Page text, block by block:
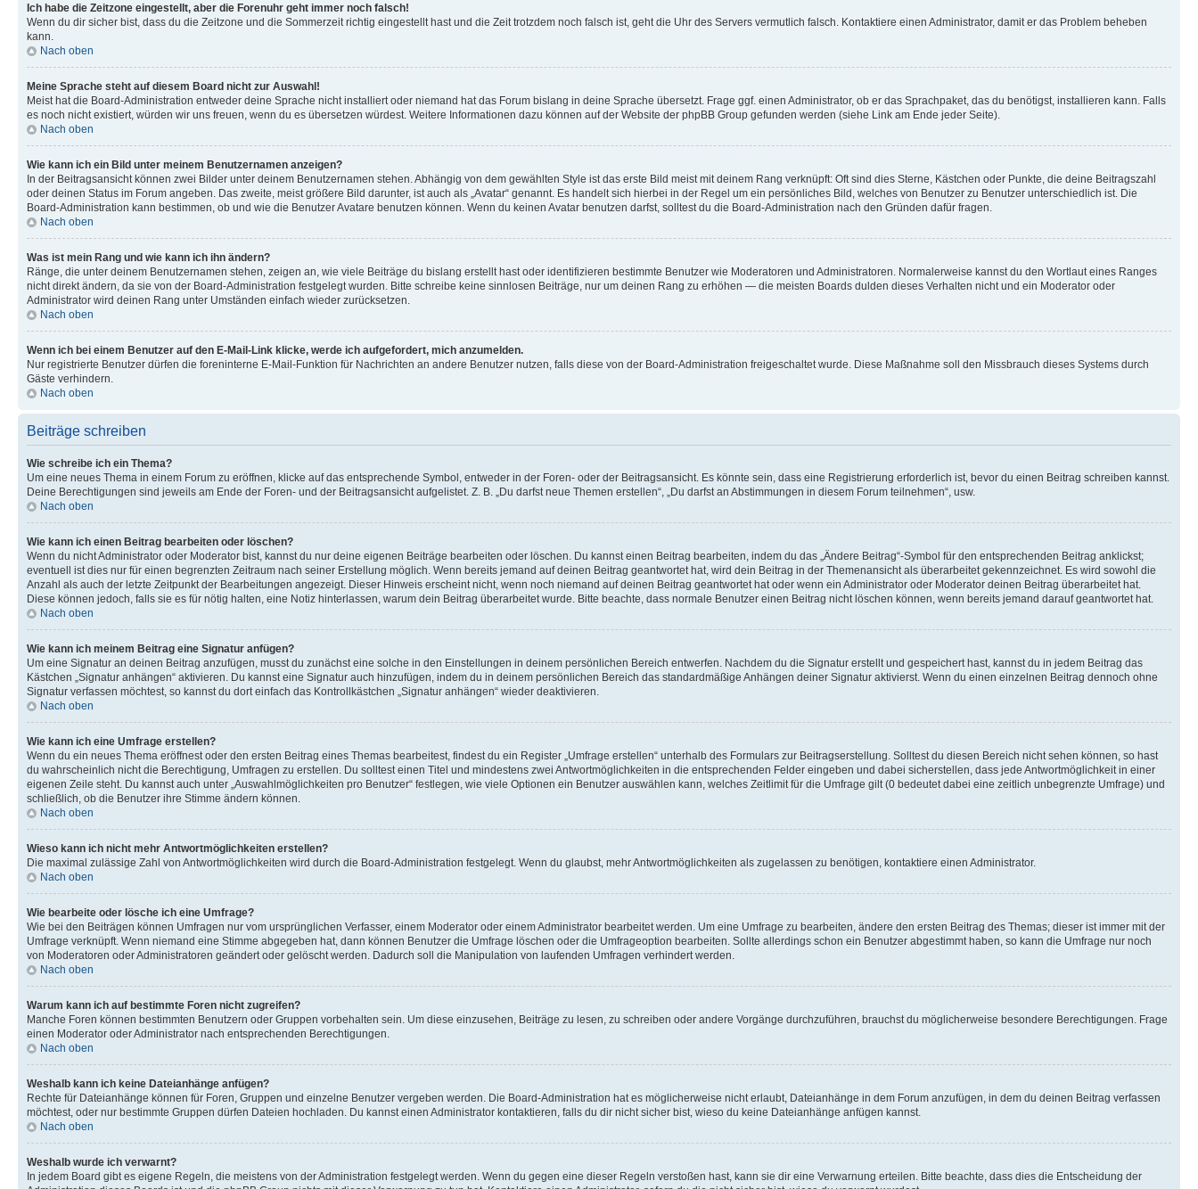
Ich habe die Zeitzone eingestellt, aber die Forenuhr geht immer noch falsch!
Wenn du dir sicher bist, dass du die Zeitzone und die Sommerzeit richtig eingestellt hast und die Zeit trotzdem noch falsch ist, geht die Uhr des Servers vermutlich falsch. Kontaktiere einen Administrator, damit er das Problem beheben
kann.
Nach oben
Meine Sprache steht auf diesem Board nicht zur Auswahl!
Meist hat die Board-Administration entweder deine Sprache nicht installiert oder niemand hat das Forum bislang in deine Sprache übersetzt. Frage ggf. einen Administrator, ob er das Sprachpaket, das du benötigst, installieren kann. Falls
es noch nicht existiert, würden wir uns freuen, wenn du es übersetzen würdest. Weitere Informationen dazu können auf der Website der phpBB Group gefunden werden (siehe Link am Ende jeder Seite).
Nach oben
Wie kann ich ein Bild unter meinem Benutzernamen anzeigen?
In der Beitragsansicht können zwei Bilder unter deinem Benutzernamen stehen. Abhängig von dem gewählten Style ist das erste Bild meist mit deinem Rang verknüpft: Oft sind dies Sterne, Kästchen oder Punkte, die deine Beitragszahl
oder deinen Status im Forum angeben. Das zweite, meist größere Bild darunter, ist auch als „Avatar“ genannt. Es handelt sich hierbei in der Regel um ein persönliches Bild, welches von Benutzer zu Benutzer unterschiedlich ist. Die
Board-Administration kann bestimmen, ob und wie die Benutzer Avatare benutzen können. Wenn du keinen Avatar benutzen darfst, solltest du die Board-Administration nach den Gründen dafür fragen.
Nach oben
Was ist mein Rang und wie kann ich ihn ändern?
Ränge, die unter deinem Benutzernamen stehen, zeigen an, wie viele Beiträge du bislang erstellt hast oder identifizieren bestimmte Benutzer wie Moderatoren und Administratoren. Normalerweise kannst du den Wortlaut eines Ranges
nicht direkt ändern, da sie von der Board-Administration festgelegt wurden. Bitte schreibe keine sinnlosen Beiträge, nur um deinen Rang zu erhöhen — die meisten Boards dulden dieses Verhalten nicht und ein Moderator oder
Administrator wird deinen Rang unter Umständen einfach wieder zurücksetzen.
Nach oben
Wenn ich bei einem Benutzer auf den E-Mail-Link klicke, werde ich aufgefordert, mich anzumelden.
Nur registrierte Benutzer dürfen die foreninterne E-Mail-Funktion für Nachrichten an andere Benutzer nutzen, falls diese von der Board-Administration freigeschaltet wurde. Diese Maßnahme soll den Missbrauch dieses Systems durch
Gäste verhindern.
Nach oben
Beiträge schreiben
Wie schreibe ich ein Thema?
Um eine neues Thema in einem Forum zu eröffnen, klicke auf das entsprechende Symbol, entweder in der Foren- oder der Beitragsansicht. Es könnte sein, dass eine Registrierung erforderlich ist, bevor du einen Beitrag schreiben kannst.
Deine Berechtigungen sind jeweils am Ende der Foren- und der Beitragsansicht aufgelistet. Z. B. „Du darfst neue Themen erstellen“, „Du darfst an Abstimmungen in diesem Forum teilnehmen“, usw.
Nach oben
Wie kann ich einen Beitrag bearbeiten oder löschen?
Wenn du nicht Administrator oder Moderator bist, kannst du nur deine eigenen Beiträge bearbeiten oder löschen. Du kannst einen Beitrag bearbeiten, indem du das „Ändere Beitrag“-Symbol für den entsprechenden Beitrag anklickst;
eventuell ist dies nur für einen begrenzten Zeitraum nach seiner Erstellung möglich. Wenn bereits jemand auf deinen Beitrag geantwortet hat, wird dein Beitrag in der Themenansicht als überarbeitet gekennzeichnet. Es wird sowohl die
Anzahl als auch der letzte Zeitpunkt der Bearbeitungen angezeigt. Dieser Hinweis erscheint nicht, wenn noch niemand auf deinen Beitrag geantwortet hat oder wenn ein Administrator oder Moderator deinen Beitrag überarbeitet hat.
Diese können jedoch, falls sie es für nötig halten, eine Notiz hinterlassen, warum dein Beitrag überarbeitet wurde. Bitte beachte, dass normale Benutzer einen Beitrag nicht löschen können, wenn bereits jemand darauf geantwortet hat.
Nach oben
Wie kann ich meinem Beitrag eine Signatur anfügen?
Um eine Signatur an deinen Beitrag anzufügen, musst du zunächst eine solche in den Einstellungen in deinem persönlichen Bereich entwerfen. Nachdem du die Signatur erstellt und gespeichert hast, kannst du in jedem Beitrag das
Kästchen „Signatur anhängen“ aktivieren. Du kannst eine Signatur auch hinzufügen, indem du in deinem persönlichen Bereich das standardmäßige Anhängen deiner Signatur aktivierst. Wenn du einen einzelnen Beitrag dennoch ohne
Signatur verfassen möchtest, so kannst du dort einfach das Kontrollkästchen „Signatur anhängen“ wieder deaktivieren.
Nach oben
Wie kann ich eine Umfrage erstellen?
Wenn du ein neues Thema eröffnest oder den ersten Beitrag eines Themas bearbeitest, findest du ein Register „Umfrage erstellen“ unterhalb des Formulars zur Beitragserstellung. Solltest du diesen Bereich nicht sehen können, so hast
du wahrscheinlich nicht die Berechtigung, Umfragen zu erstellen. Du solltest einen Titel und mindestens zwei Antwortmöglichkeiten in die entsprechenden Felder eingeben und dabei sicherstellen, dass jede Antwortmöglichkeit in einer
eigenen Zeile steht. Du kannst auch unter „Auswahlmöglichkeiten pro Benutzer“ festlegen, wie viele Optionen ein Benutzer auswählen kann, welches Zeitlimit für die Umfrage gilt (0 bedeutet dabei eine zeitlich unbegrenzte Umfrage) und
schließlich, ob die Benutzer ihre Stimme ändern können.
Nach oben
Wieso kann ich nicht mehr Antwortmöglichkeiten erstellen?
Die maximal zulässige Zahl von Antwortmöglichkeiten wird durch die Board-Administration festgelegt. Wenn du glaubst, mehr Antwortmöglichkeiten als zugelassen zu benötigen, kontaktiere einen Administrator.
Nach oben
Wie bearbeite oder lösche ich eine Umfrage?
Wie bei den Beiträgen können Umfragen nur vom ursprünglichen Verfasser, einem Moderator oder einem Administrator bearbeitet werden. Um eine Umfrage zu bearbeiten, ändere den ersten Beitrag des Themas; dieser ist immer mit der
Umfrage verknüpft. Wenn niemand eine Stimme abgegeben hat, dann können Benutzer die Umfrage löschen oder die Umfrageoption bearbeiten. Sollte allerdings schon ein Benutzer abgestimmt haben, so kann die Umfrage nur noch
von Moderatoren oder Administratoren geändert oder gelöscht werden. Dadurch soll die Manipulation von laufenden Umfragen verhindert werden.
Nach oben
Warum kann ich auf bestimmte Foren nicht zugreifen?
Manche Foren können bestimmten Benutzern oder Gruppen vorbehalten sein. Um diese einzusehen, Beiträge zu lesen, zu schreiben oder andere Vorgänge durchzuführen, brauchst du möglicherweise besondere Berechtigungen. Frage
einen Moderator oder Administrator nach entsprechenden Berechtigungen.
Nach oben
Weshalb kann ich keine Dateianhänge anfügen?
Rechte für Dateianhänge können für Foren, Gruppen und einzelne Benutzer vergeben werden. Die Board-Administration hat es möglicherweise nicht erlaubt, Dateianhänge in dem Forum anzufügen, in dem du deinen Beitrag verfassen
möchtest, oder nur bestimmte Gruppen dürfen Dateien hochladen. Du kannst einen Administrator kontaktieren, falls du dir nicht sicher bist, wieso du keine Dateianhänge anfügen kannst.
Nach oben
Weshalb wurde ich verwarnt?
In jedem Board gibt es eigene Regeln, die meistens von der Administration festgelegt werden. Wenn du gegen eine dieser Regeln verstoßen hast, kann sie dir eine Verwarnung erteilen. Bitte beachte, dass dies die Entscheidung der